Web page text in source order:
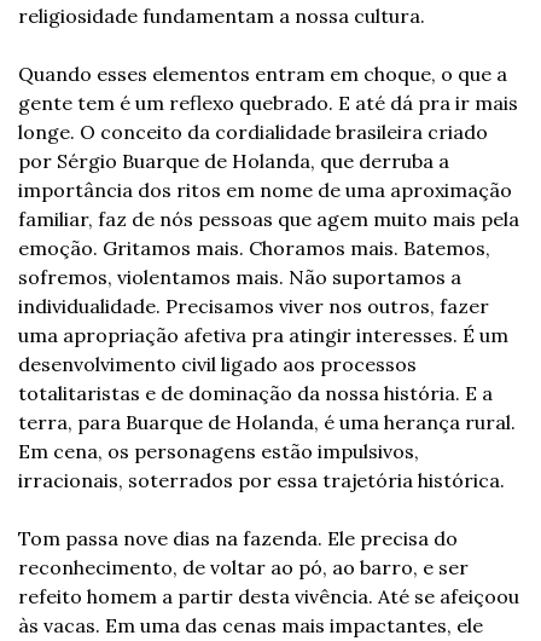
religiosidade fundamentam a nossa cultura.
Quando esses elementos entram em choque, o que a
gente tem é um reflexo quebrado. E até dá pra ir mais
longe. O conceito da cordialidade brasileira criado
por Sérgio Buarque de Holanda, que derruba a
importância dos ritos em nome de uma aproximação
familiar, faz de nós pessoas que agem muito mais pela
emoção. Gritamos mais. Choramos mais. Batemos,
sofremos, violentamos mais. Não suportamos a
individualidade. Precisamos viver nos outros, fazer
uma apropriação afetiva pra atingir interesses. É um
desenvolvimento civil ligado aos processos
totalitaristas e de dominação da nossa história. E a
terra, para Buarque de Holanda, é uma herança rural.
Em cena, os personagens estão impulsivos,
irracionais, soterrados por essa trajetória histórica.
Tom passa nove dias na fazenda. Ele precisa do
reconhecimento, de voltar ao pó, ao barro, e ser
refeito homem a partir desta vivência. Até se afeiçoou
às vacas. Em uma das cenas mais impactantes, ele